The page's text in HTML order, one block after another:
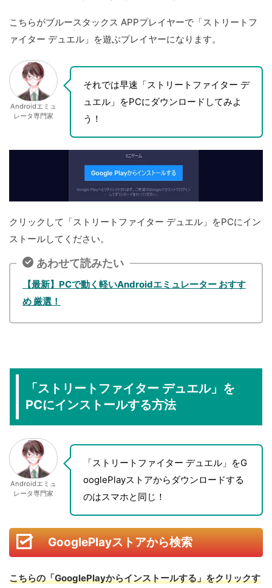
こちらがブルースタックス APPプレイヤーで「ストリートフ
ァイター デュエル」を遊ぶプレイヤーになります。
Androidエミュ
レータ専門家
それでは早速「ストリートファイター デ
ュエル」をPCにダウンロードしてみよ
う！
クリックして「ストリートファイター デュエル」をPCにイン
ストールしてください。
あわせて読みたい
【最新】PCで動く軽いAndroidエミュレーター おすす
め 厳選！
「ストリートファイター デュエル」を
PCにインストールする方法
Androidエミュ
レータ専門家
「ストリートファイター デュエル」をG
ooglePlayストアからダウンロードする
のはスマホと同じ！
GooglePlayストアから検索
こちらの「GooglePlayからインストールする」をクリックす